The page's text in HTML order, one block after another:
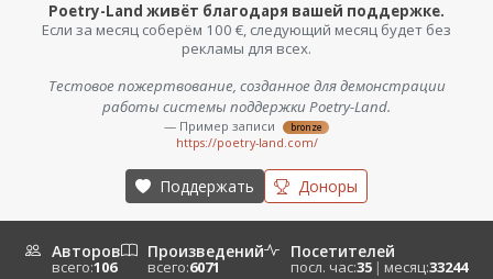
Poetry-Land живёт благодаря вашей поддержке.
Если за месяц соберём 100 €, следующий месяц будет без
рекламы для всех.
Тестовое пожертвование, созданное для демонстрации
работы системы поддержки Poetry-Land.
— Пример записи bronze
https://poetry-land.com/
Поддержать Доноры
Авторов
всего:106
Произведений
всего:6071
Посетителей
посл. час:35 | месяц:33244